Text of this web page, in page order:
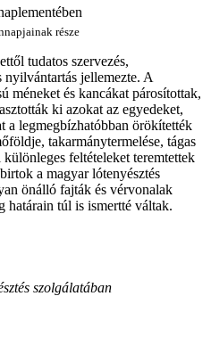
része
tudatos szervezés,
nyilvántartás jellemezte. A
méneket és kancákat párosítottak,
ki azokat az egyedeket,
a legmegbízhatóbban örökítették
takarmánytermelése, tágas
feltételeket teremtettek
a magyar lótenyésztés
önálló fajták és vérvonalak
határain túl is ismertté váltak.
szolgálatában